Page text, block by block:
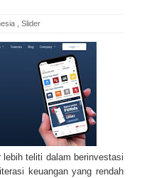
Slider
teliti dalam berinvestasi
keuangan yang rendah